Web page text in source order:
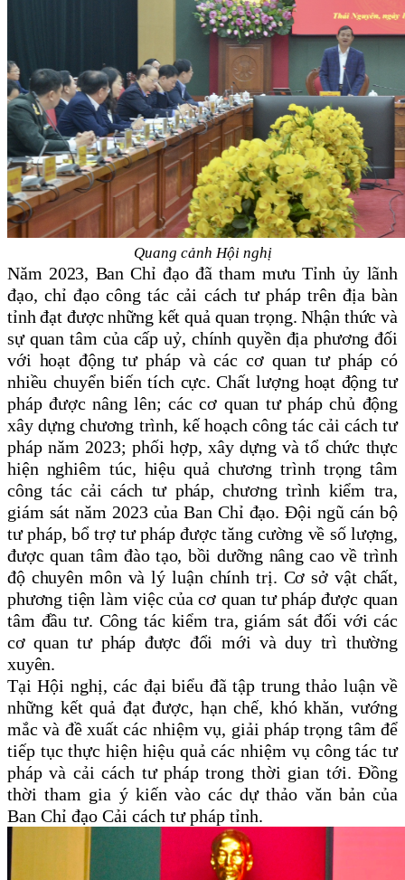
Quang cảnh Hội nghị
Năm 2023, Ban Chỉ đạo đã tham mưu Tỉnh ủy lãnh
đạo, chỉ đạo công tác cải cách tư pháp trên địa bàn
tỉnh đạt được những kết quả quan trọng. Nhận thức và
sự quan tâm của cấp uỷ, chính quyền địa phương đối
với hoạt động tư pháp và các cơ quan tư pháp có
nhiều chuyển biến tích cực. Chất lượng hoạt động tư
pháp được nâng lên; các cơ quan tư pháp chủ động
xây dựng chương trình, kế hoạch công tác cải cách tư
pháp năm 2023; phối hợp, xây dựng và tổ chức thực
hiện nghiêm túc, hiệu quảchương trình trọng tâm
công tác cải cách tư pháp,chương trình kiểm tra,
giám sát năm 2023 của Ban Chỉ đạo. Đội ngũ cán bộ
tư pháp, bổ trợ tư pháp được tăng cường về số lượng,
được quan tâm đào tạo, bồi dưỡng nâng cao về trình
độ chuyên môn và lý luận chính trị. Cơ sở vật chất,
phương tiện làm việc của cơ quan tư pháp được quan
tâm đầu tư. Công tác kiểm tra, giám sát đối với các
cơ quan tư pháp được đổi mới và duy trì thường
xuyên.
Tại Hội nghị, các đại biểu đã tập trung thảo luận về
những kết quả đạt được, hạn chế, khó khăn, vướng
mắc và đề xuất các nhiệm vụ, giải pháp trọng tâm để
tiếp tục thực hiện hiệu quả các nhiệm vụ công tác tư
pháp và cải cách tư pháp trong thời gian tới. Đồng
thời tham gia ý kiến vào các dự thảo văn bản của
Ban Chỉ đạo Cải cách tư pháp tỉnh.